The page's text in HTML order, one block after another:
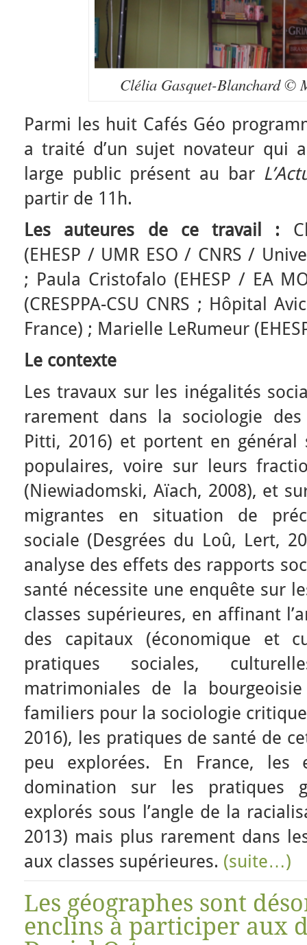
Clélia Gasquet-Blanchard ©
Parmi les huit Cafés Géo
a traité d’un sujet novateur qui
large public présent au bar
partir de 11h.
Les auteures de ce travail :
(EHESP / UMR ESO / CNRS /
; Paula Cristofalo (EHESP / EA
(CRESPPA-CSU CNRS ; Hôpital
France) ; Marielle LeRumeur
Le contexte
Les travaux sur les inégalités
rarement dans la sociologie des
Pitti, 2016) et portent en général
populaires, voire sur leurs
(Niewiadomski, Aïach, 2008), et
migrantes en situation de
sociale (Desgrées du Loû, Lert,
analyse des effets des rapports
santé nécessite une enquête sur
classes supérieures, en affinant
des capitaux (économique et
pratiques sociales,
matrimoniales de la
familiers pour la sociologie
2016), les pratiques de santé de
peu explorées. En France,
domination sur les pratiques
explorés sous l’angle de la
2013) mais plus rarement dans
aux classes supérieures. (suite…)
Les géographes sont
enclins à participer aux